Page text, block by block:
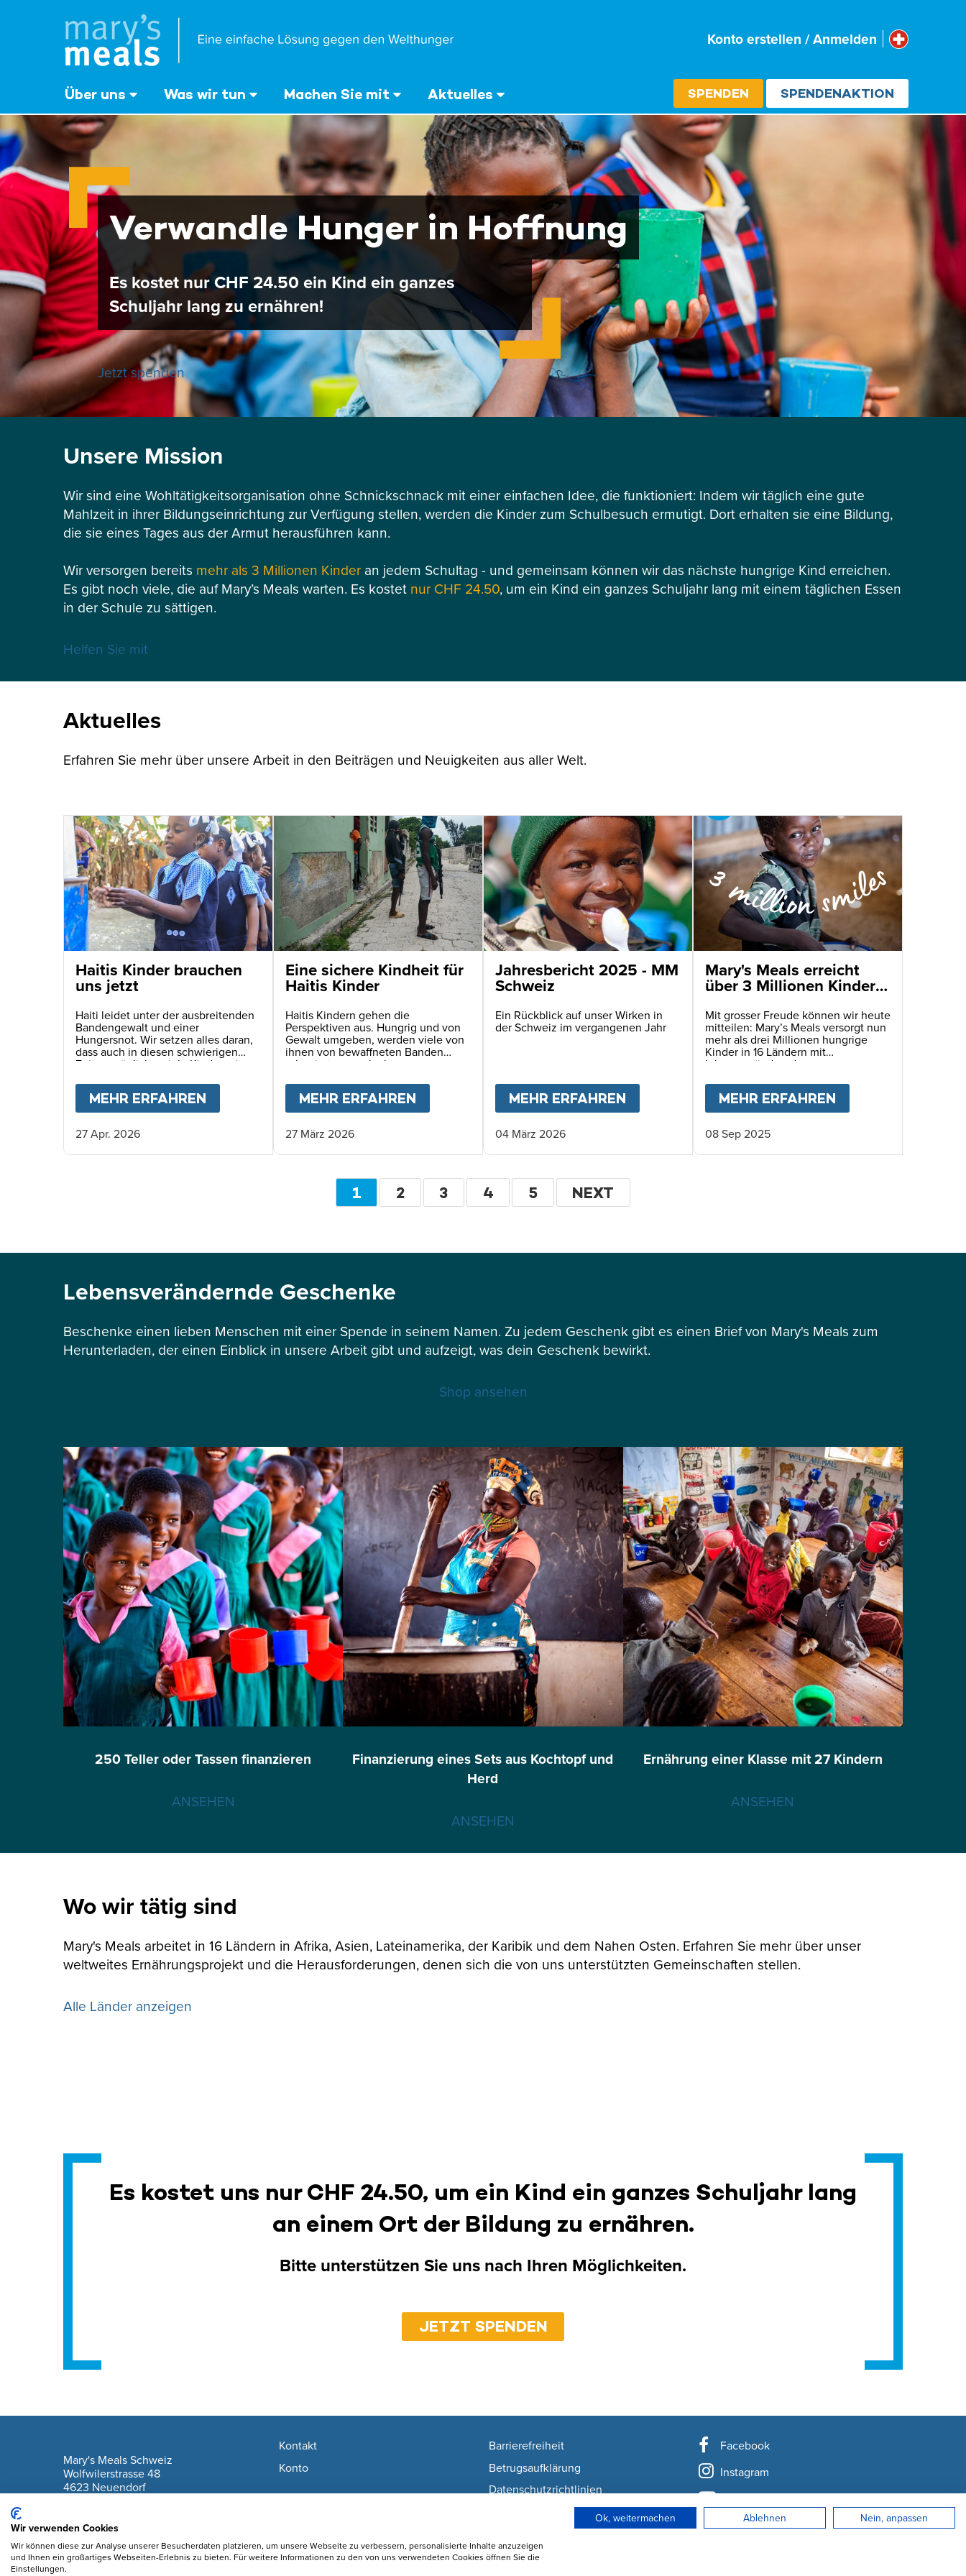
Konto erstellen / Anmelden Select
Schweiz
‎Über uns Was wir tun Machen Sie mit Aktuelles SPENDEN SPENDENAKTION
Verwandle Hunger in Hoffnung
Es kostet nur CHF 24.50 ein Kind ein ganzes
Schuljahr lang zu ernähren!
Jetzt spenden
Unsere Mission
Wir sind eine Wohltätigkeitsorganisation ohne Schnickschnack mit einer einfachen Idee, die funktioniert: Indem wir täglich eine gute
Mahlzeit in ihrer Bildungseinrichtung zur Verfügung stellen, werden die Kinder zum Schulbesuch ermutigt. Dort erhalten sie eine Bildung,
die sie eines Tages aus der Armut herausführen kann.
Wir versorgen bereits mehr als 3 Millionen Kinder an jedem Schultag - und gemeinsam können wir das nächste hungrige Kind erreichen.
Es gibt noch viele, die auf Mary’s Meals warten. Es kostet nur CHF 24.50, um ein Kind ein ganzes Schuljahr lang mit einem täglichen Essen
in der Schule zu sättigen.
Helfen Sie mit
Aktuelles
Erfahren Sie mehr über unsere Arbeit in den Beiträgen und Neuigkeiten aus aller Welt.
Haitis Kinder brauchen
uns jetzt
Haiti leidet unter der ausbreitenden
Bandengewalt und einer
Hungersnot. Wir setzen alles daran,
dass auch in diesen schwierigen
Zeiten möglichst viele Kinder mit
versorgt werden können.
MEHR ERFAHREN HAITIS KINDER BRAUCHEN UNS JETZT
27 Apr. 2026
Eine sichere Kindheit für
Haitis Kinder
Haitis Kindern gehen die
Perspektiven aus. Hungrig und von
Gewalt umgeben, werden viele von
ihnen von bewaffneten Banden
rekrutiert – angelockt vom
MEHR ERFAHREN EINE SICHERE KINDHEIT FÜR HAITIS KINDER
27 März 2026
Jahresbericht 2025 - MM
Schweiz
Ein Rückblick auf unser Wirken in
der Schweiz im vergangenen Jahr
MEHR ERFAHREN JAHRESBERICHT 2025 - MM SCHWEIZ
04 März 2026
Mary's Meals erreicht
über 3 Millionen Kinder
Schulmahlzeiten
Mit grosser Freude können wir heute
mitteilen: Mary’s Meals versorgt nun
mehr als drei Millionen hungrige
Kinder in 16 Ländern mit
lebensverändernden
MEHR ERFAHREN
08 Sep 2025
Seitennummerierung
AKTUELLE
1 SEITE
2 SEITE
3 SEITE
4 SEITE
5 WEITER
NEXT
Lebensverändernde Geschenke
Beschenke einen lieben Menschen mit einer Spende in seinem Namen. Zu jedem Geschenk gibt es einen Brief von Mary's Meals zum
Herunterladen, der einen Einblick in unsere Arbeit gibt und aufzeigt, was dein Geschenk bewirkt.
Shop ansehen
250 Teller oder Tassen finanzieren
ANSEHEN
Finanzierung eines Sets aus Kochtopf und
Herd
ANSEHEN
Ernährung einer Klasse mit 27 Kindern
ANSEHEN
Wo wir tätig sind
Mary's Meals arbeitet in 16 Ländern in Afrika, Asien, Lateinamerika, der Karibik und dem Nahen Osten. Erfahren Sie mehr über unser
weltweites Ernährungsprojekt und die Herausforderungen, denen sich die von uns unterstützten Gemeinschaften stellen.
Alle Länder anzeigen
Es kostet uns nur CHF 24.50, um ein Kind ein ganzes Schuljahr lang
an einem Ort der Bildung zu ernähren.
Bitte unterstützen Sie uns nach Ihren Möglichkeiten.
JETZT SPENDEN
Footer navigation
Mary's Meals Schweiz
Wolfwilerstrasse 48
4623 Neuendorf
Kontakt
Konto
Barrierefreiheit
Betrugsaufklärung
Datenschutzrichtlinien
Nutzunsgbedingungen
Wie wir Cookies verwenden
Cookie-Einstellungen ändern
Facebook
Instagram
YouTube
LinkedIn
Wir verwenden Cookies
Wir können diese zur Analyse unserer Besucherdaten platzieren, um unsere Webseite zu verbessern, personalisierte Inhalte anzuzeigen
und Ihnen ein großartiges Webseiten-Erlebnis zu bieten. Für weitere Informationen zu den von uns verwendeten Cookies öffnen Sie die
Einstellungen.
Ok, weitermachen Ablehnen Nein, anpassen